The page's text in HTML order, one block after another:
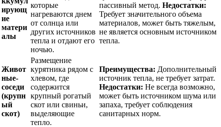
ирующ
ие
матери
алы
которые
нагреваются днем
от солнца или
других источников
тепла и отдают его
ночью.
пассивный метод. Недостатки:
Требует значительного объема
материалов, может быть тяжелым,
не является основным источником
тепла.
Живот
ные-
соседи
(крупн
ый
скот)
Размещение
курятника рядом с
хлевом, где
содержится
крупный рогатый
скот или свиньи,
выделяющие
тепло.
Преимущества: Дополнительный
источник тепла, не требует затрат.
Недостатки: Не всегда возможно,
может быть источником шума или
запаха, требует соблюдения
санитарных норм.